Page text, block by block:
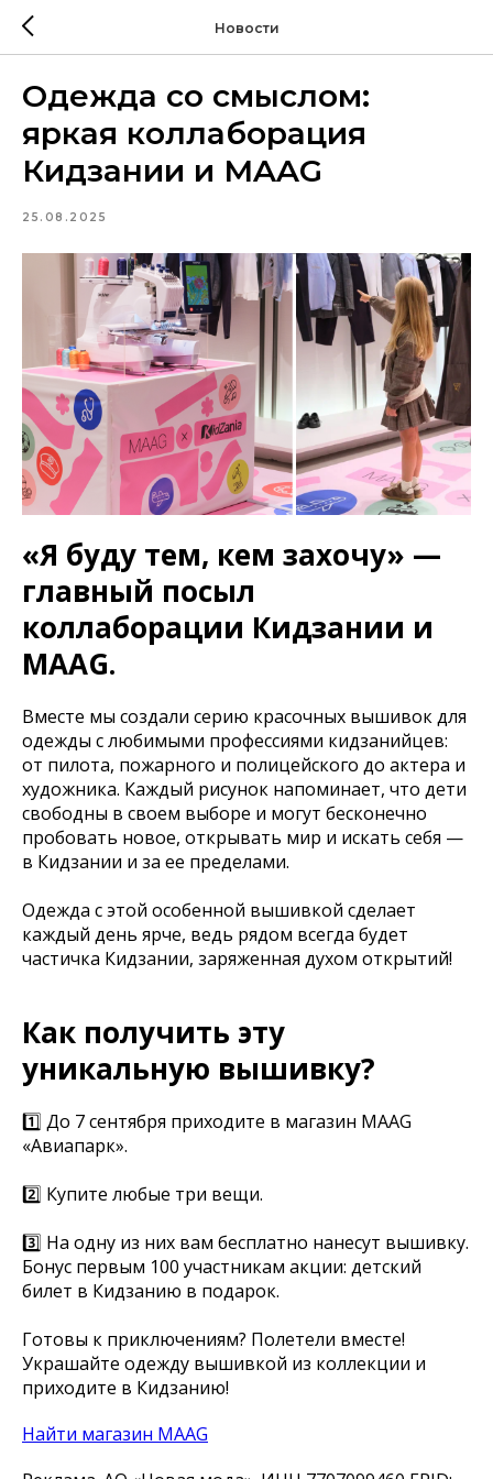
Новости
Одежда со смыслом:
яркая коллаборация
Кидзании и MAAG
25.08.2025
«Я буду тем, кем захочу» —
главный посыл
коллаборации Кидзании и
MAAG.
Вместе мы создали серию красочных вышивок для
одежды с любимыми профессиями кидзанийцев:
от пилота, пожарного и полицейского до актера и
художника. Каждый рисунок напоминает, что дети
свободны в своем выборе и могут бесконечно
пробовать новое, открывать мир и искать себя —
в Кидзании и за ее пределами.
Одежда с этой особенной вышивкой сделает
каждый день ярче, ведь рядом всегда будет
частичка Кидзании, заряженная духом открытий!
Как получить эту
уникальную вышивку?
1️⃣ До 7 сентября приходите в магазин MAAG
«Авиапарк».
2️⃣ Купите любые три вещи.
3️⃣ На одну из них вам бесплатно нанесут вышивку.
Бонус первым 100 участникам акции: детский
билет в Кидзанию в подарок.
Готовы к приключениям? Полетели вместе!
Украшайте одежду вышивкой из коллекции и
приходите в Кидзанию!
Найти магазин MAAG